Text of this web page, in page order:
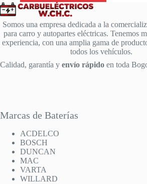
Somos una empresa dedicada a la
para carro y autopartes eléctricas. Tenemos
experiencia, con una amplia gama de
todos los vehículos.
Calidad, garantía y envío rápido en toda
Marcas de Baterías
ACDELCO
BOSCH
DUNCAN
MAC
VARTA
WILLARD